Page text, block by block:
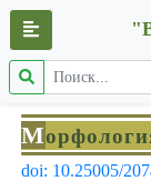
М
doi: 10.25005/